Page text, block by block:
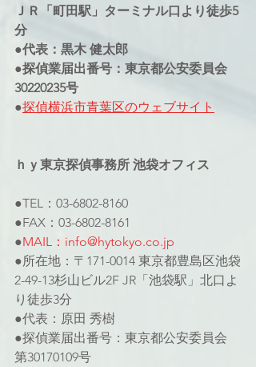
ＪＲ「町田駅」ターミナル口より徒歩5
分
●代表：黒木 健太郎
●探偵業届出番号：東京都公安委員会
30220235号
●探偵横浜市青葉区のウェブサイト
ｈｙ東京探偵事務所 池袋オフィス
●TEL：03-6802-8160
●FAX：03-6802-8161
●MAIL：info@hytokyo.co.jp
●所在地：〒171-0014 東京都豊島区池袋
2-49-13杉山ビル2F JR「池袋駅」北口よ
り徒歩3分
●代表：原田 秀樹
●探偵業届出番号：東京都公安委員会
第30170109号